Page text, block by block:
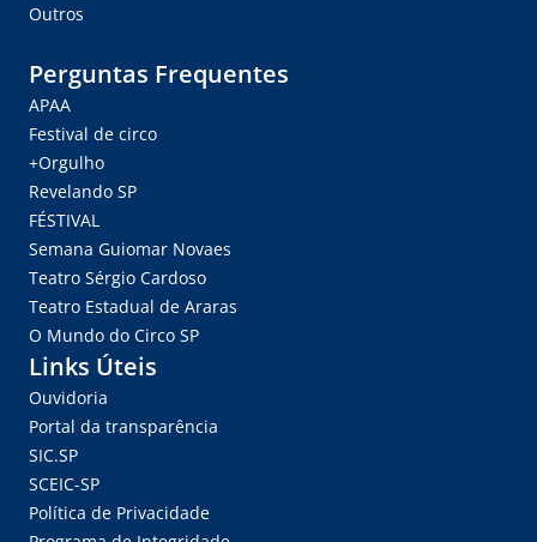
Outros
Perguntas Frequentes
APAA
Festival de circo
+Orgulho
Revelando SP
FÉSTIVAL
Semana Guiomar Novaes
Teatro Sérgio Cardoso
Teatro Estadual de Araras
O Mundo do Circo SP
Links Úteis
Ouvidoria
Portal da transparência
SIC.SP
SCEIC-SP
Política de Privacidade